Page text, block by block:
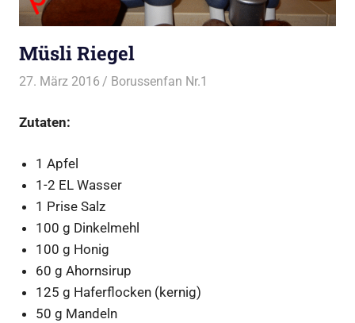
Müsli Riegel
27. März 2016 Borussenfan Nr.1
Zutaten:
1 Apfel
1-2 EL Wasser
1 Prise Salz
100 g Dinkelmehl
100 g Honig
60 g Ahornsirup
125 g Haferflocken (kernig)
50 g Mandeln